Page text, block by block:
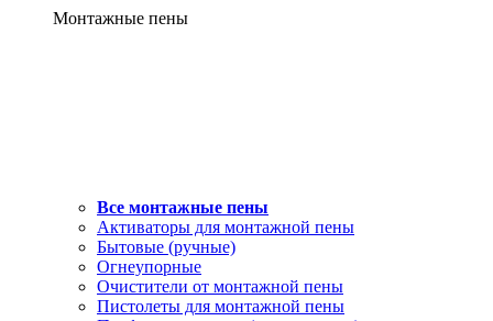
Монтажные пены
Все монтажные пены
Активаторы для монтажной пены
Бытовые (ручные)
Огнеупорные
Очистители от монтажной пены
Пистолеты для монтажной пены